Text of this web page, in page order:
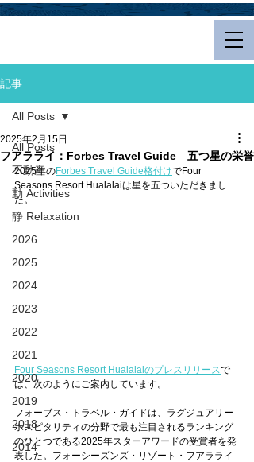
記事
All Posts
不動産
動 Activities
静 Relaxation
2026
2025
2024
2023
2022
2021
2020
2019
2018
2014
All Posts
フアラライ：Forbes Travel Guide 五つ星の栄誉
2025年2月15日
2025年のForbes Travel Guide格付けでFour
Seasons Resort Hualalaiは星を五ついただきまし
た。
Four Seasons Resort Hualalaiのプレスリリースで
は、次のようにご案内しています。
フォーブス・トラベル・ガイドは、ラグジュアリー
ホスピタリティの分野で最も注目されるランキング
のひとつである2025年スターアワードの受賞者を発
表した。フォーシーズンズ・リゾート・フアラライ